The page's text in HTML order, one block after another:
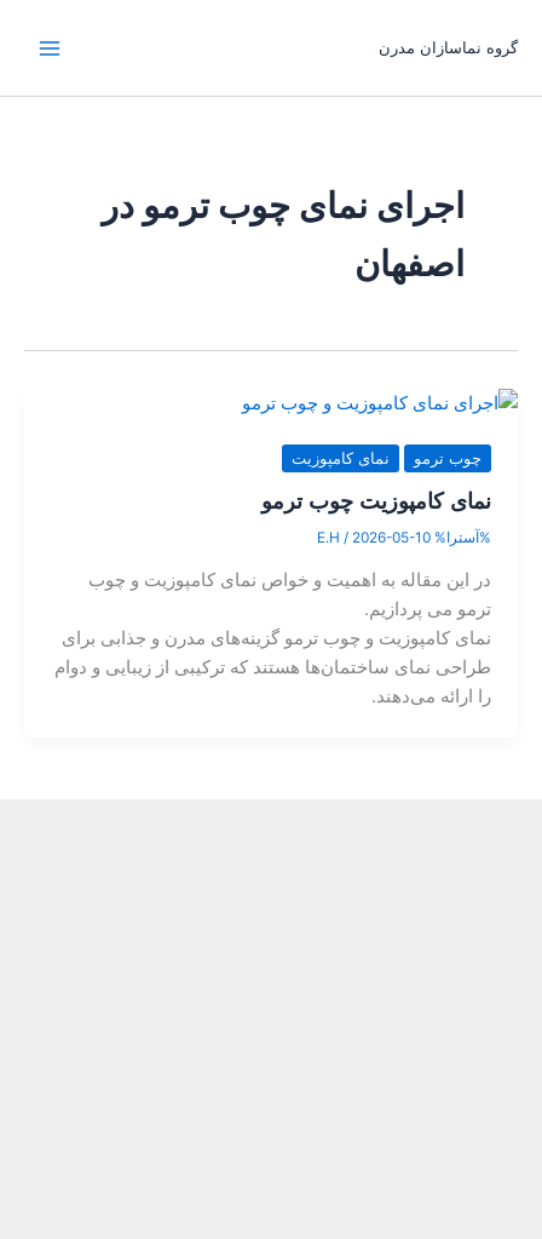
گروه نماسازان مدرن
اجرای نمای چوب ترمو در
اصفهان
چوب ترمو نمای کامپوزیت
نمای کامپوزیت چوب ترمو
%آسترا% E.H/ 2026-05-10
در این مقاله به اهمیت و خواص نمای کامپوزیت و چوب
ترمو می پردازیم.
نمای کامپوزیت و چوب ترمو گزینه‌های مدرن و جذابی برای
طراحی نمای ساختمان‌ها هستند که ترکیبی از زیبایی و دوام
را ارائه می‌دهند.